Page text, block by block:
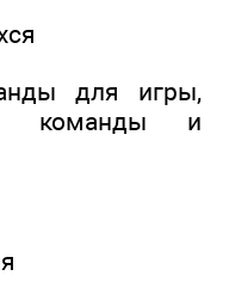
для игры,
команды и